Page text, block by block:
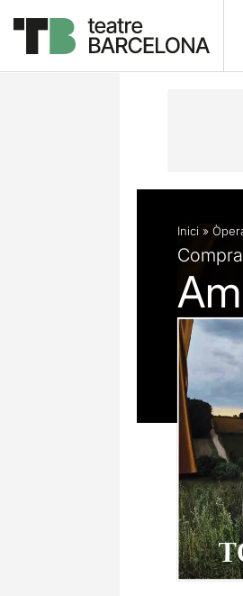
Descripció
Inici »